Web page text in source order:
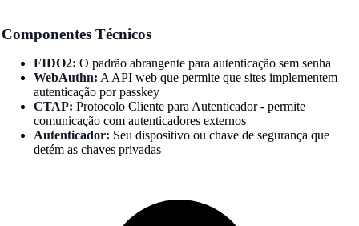
Componentes Técnicos
FIDO2: O padrão abrangente para autenticação sem senha
WebAuthn: A API web que permite que sites implementem
autenticação por passkey
CTAP: Protocolo Cliente para Autenticador - permite
comunicação com autenticadores externos
Autenticador: Seu dispositivo ou chave de segurança que
detém as chaves privadas